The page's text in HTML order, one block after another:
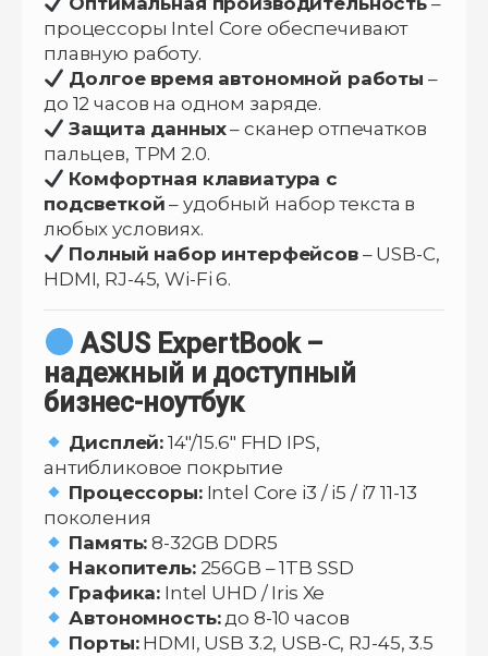
процессоры Intel Core обеспечивают
плавную работу.
Долгое время автономной работы –
до 12 часов на одном заряде.
Защита данных– сканер отпечатков
пальцев, TPM 2.0.
Комфортная клавиатура с
подсветкой – удобный набор текста в
любых условиях.
Полный набор интерфейсов– USB-C,
HDMI, RJ-45, Wi-Fi 6.
ASUS ExpertBook –
надежный и доступный
бизнес-ноутбук
Дисплей: 14″/15.6″ FHD IPS,
антибликовое покрытие
Процессоры:Intel Core i3 / i5 / i7 11-13
поколения
Память: 8-32GB DDR5
Накопитель:256GB – 1TB SSD
Графика: Intel UHD / Iris Xe
Автономность:до 8-10 часов
Порты:HDMI, USB 3.2, USB-C, RJ-45, 3.5